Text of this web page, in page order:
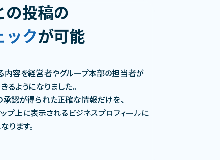
の投稿の
ックが可能
内容を経営者やグループ本部の担当者が
るようになりました。
認が得られた正確な情報だけを、
プ上に表示されるビジネスプロフィールに
ります。